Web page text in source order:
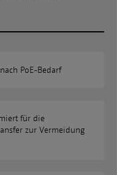
PoE-Bedarf
für die
zur Vermeidung